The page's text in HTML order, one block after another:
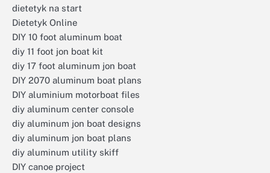
dietetyk na start
Dietetyk Online
DIY 10 foot aluminum boat
diy 11 foot jon boat kit
diy 17 foot aluminum jon boat
DIY 2070 aluminum boat plans
DIY aluminium motorboat files
diy aluminum center console
diy aluminum jon boat designs
diy aluminum jon boat plans
diy aluminum utility skiff
DIY canoe project